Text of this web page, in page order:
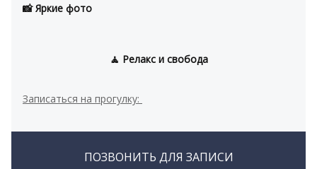
📸 Яркие фото
🧘 Релакс и свобода
Записаться на прогулку:
ПОЗВОНИТЬ ДЛЯ ЗАПИСИ